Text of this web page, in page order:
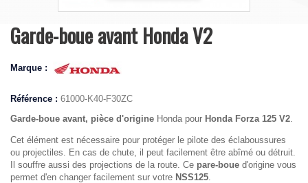
Garde-boue avant Honda V2
Marque :
Référence : 61000-K40-F30ZC
Garde-boue avant, pièce d'origine Honda pour Honda Forza 125 V2.
Cet élément est nécessaire pour protéger le pilote des éclaboussures
ou projectiles. En cas de chute, il peut facilement être abîmé ou détruit.
Il souffre aussi des projections de la route. Ce pare-boue d'origine vous
permet d'en changer facilement sur votre NSS125.